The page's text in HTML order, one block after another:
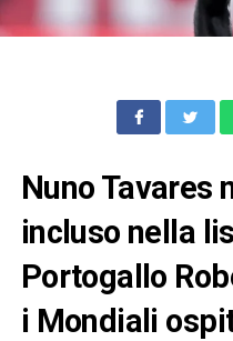
Nuno Tavares
incluso nella
Portogallo
i Mondiali